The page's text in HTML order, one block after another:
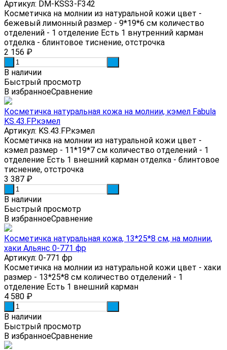
Артикул: DM-KSS3-F342
Косметичка на молнии из натуральной кожи цвет -
бежевый лимонный размер - 9*19*6 см количество
отделений - 1 отделение Есть 1 внутренний карман
отделка - блинтовое тиснение, отстрочка
2 156 ₽
В наличии
Быстрый просмотр
В избранноеСравнение
Косметичка натуральная кожа на молнии, кэмел Fabula
KS.43.FP.кэмел
Артикул: KS.43.FP.кэмел
Косметичка на молнии из натуральной кожи цвет -
кэмел размер - 11*19*7 см количество отделений - 1
отделение Есть 1 внешний карман отделка - блинтовое
тиснение, отстрочка
3 387 ₽
В наличии
Быстрый просмотр
В избранноеСравнение
Косметичка натуральная кожа, 13*25*8 см, на молнии,
хаки Альянс 0-771 фр
Артикул: 0-771 фр
Косметичка на молнии из натуральной кожи цвет - хаки
размер - 13*25*8 см количество отделений - 1
отделение Есть 1 внешний карман
4 580 ₽
В наличии
Быстрый просмотр
В избранноеСравнение